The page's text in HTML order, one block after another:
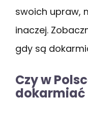
swoich upraw,
inaczej.
gdy są
Czy w
dokarmiać